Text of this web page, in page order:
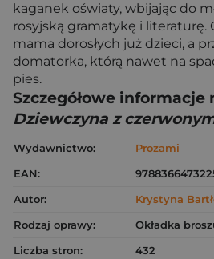
kaganek oświaty, wbijając do
rosyjską gramatykę i literaturę.
mama dorosłych już dzieci, a
domatorka, którą nawet na
pies.
Szczegółowe
Dziewczyna z
Wydawnictwo:
Prozami
EAN:
Autor:
Krystyna
Rodzaj oprawy:
Okładka
Liczba stron:
432